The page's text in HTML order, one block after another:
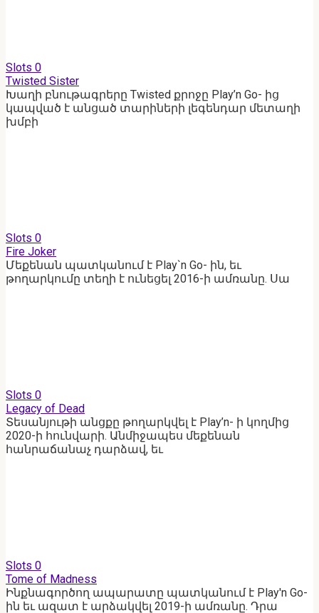
Slots 0
Twisted Sister
Խաղի բնութագրերը Twisted քրոջը Play’n Go- ից
կապված է անցած տարիների լեգենդար մետաղի
խմբի
Slots 0
Fire Joker
Մեքենան պատկանում է Play`n Go- ին, եւ
թողարկումը տեղի է ունեցել 2016-ի ամռանը. Սա
Slots 0
Legacy of Dead
Տեսանյութի անցքը թողարկվել է Play’n- ի կողմից
2020-ի հունվարի. Անմիջապես մեքենան
հանրաճանաչ դարձավ, եւ
Slots 0
Tome of Madness
Ինքնագործող ապարատը պատկանում է Play'n Go-
ին եւ ազատ է արձակվել 2019-ի ամռանը. Դրա